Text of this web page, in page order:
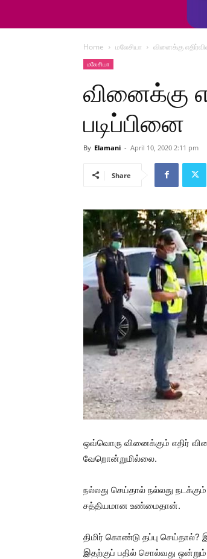
Home மலேசியா வினைக்கு
மலேசியா
வினைக்கு
படிப்பினை
By Elamani - April 10, 2020 2:11 pm
Share
ஒவ்வொரு வினைக்கும் எதிர்
வேறொன்றுமில்லை.
நல்லது செய்தால் நல்லது
சத்தியமான உண்மைதான்.
திமிர் கொண்டு தப்பு செய்தால்?
இதற்குப் பதில் சொல்வது ஒன்றும்